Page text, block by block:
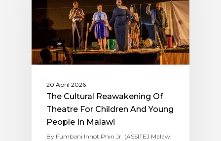
20 April 2026
The Cultural Reawakening Of
Theatre For Children And Young
People In Malawi
By Fumbani Innot Phiri Jr. (ASSITEJ Malawi